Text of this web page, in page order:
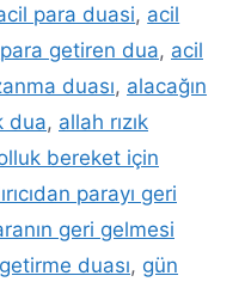
para duasi, acil
getiren dua, acil
duası, alacağın
dua, allah rızık
bereket için
parayı geri
geri gelmesi
duası, gün